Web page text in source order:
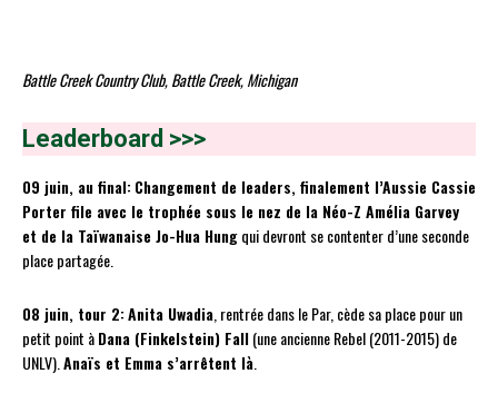
Battle Creek Country Club, Battle Creek, Michigan
Leaderboard >>>
09 juin, au final:Changement de leaders, finalement l’Aussie Cassie
Porter file avec le trophée sous le nez de la Néo-Z Amélia Garvey
et de la Taïwanaise Jo-Hua Hungqui devront se contenter d’une seconde
place partagée.
08 juin, tour 2:Anita Uwadia , rentrée dans le Par, cède sa place pour un
petit point àDana (Finkelstein) Fall(une ancienne Rebel (2011-2015) de
UNLV). Anaïs et Emma s’arrêtent là